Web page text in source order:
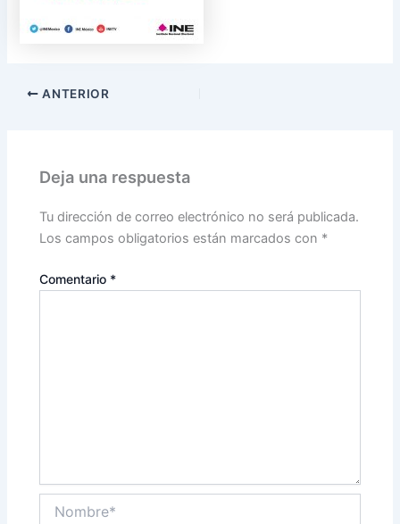
ANTERIOR
Deja una respuesta
Tu dirección de correo electrónico no será publicada.
Los campos obligatorios están marcados con *
Comentario *